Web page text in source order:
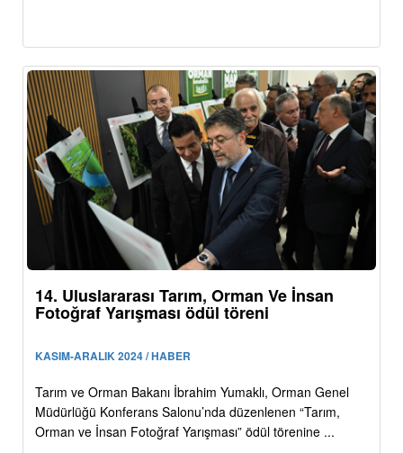
14. Uluslararası Tarım, Orman Ve İnsan
Fotoğraf Yarışması ödül töreni
KASIM-ARALIK 2024 / HABER
Tarım ve Orman Bakanı İbrahim Yumaklı, Orman Genel
Müdürlüğü Konferans Salonu’nda düzenlenen “Tarım,
Orman ve İnsan Fotoğraf Yarışması” ödül törenine ...